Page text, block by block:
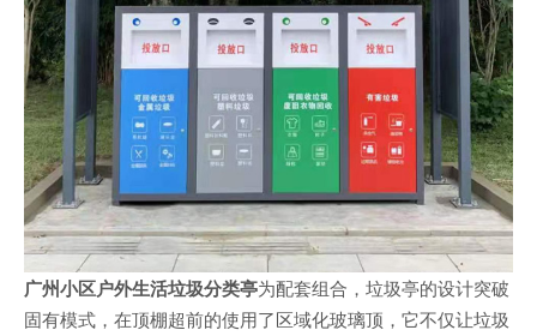
广州小区户外生活垃圾分类亭为配套组合，垃圾亭的设计突破
固有模式，在顶棚超前的使用了区域化玻璃顶，它不仅让垃圾